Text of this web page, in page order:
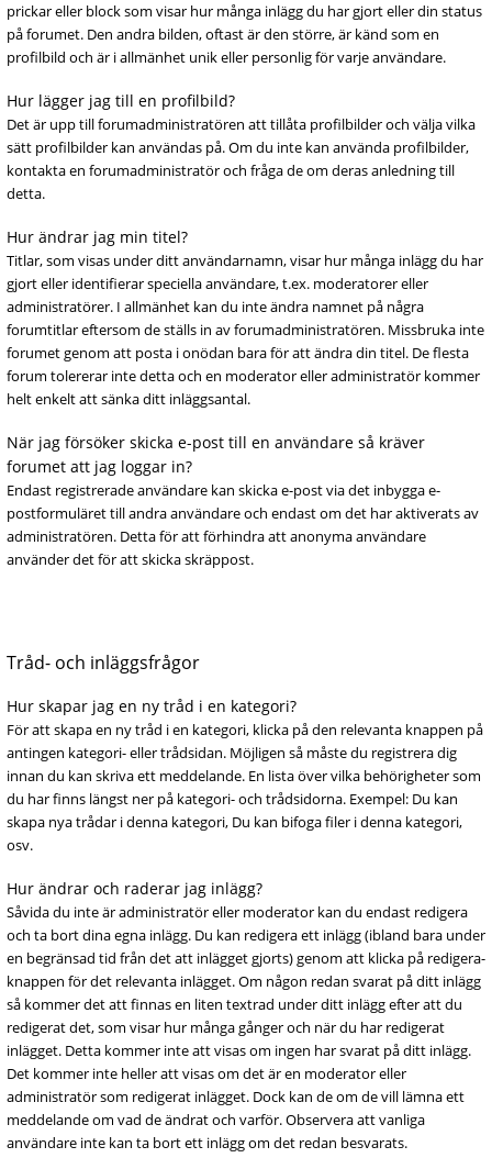
prickar eller block som visar hur många inlägg du har gjort eller din status
på forumet. Den andra bilden, oftast är den större, är känd som en
profilbild och är i allmänhet unik eller personlig för varje användare.
Hur lägger jag till en profilbild?
Det är upp till forumadministratören att tillåta profilbilder och välja vilka
sätt profilbilder kan användas på. Om du inte kan använda profilbilder,
kontakta en forumadministratör och fråga de om deras anledning till
detta.
Hur ändrar jag min titel?
Titlar, som visas under ditt användarnamn, visar hur många inlägg du har
gjort eller identifierar speciella användare, t.ex. moderatorer eller
administratörer. I allmänhet kan du inte ändra namnet på några
forumtitlar eftersom de ställs in av forumadministratören. Missbruka inte
forumet genom att posta i onödan bara för att ändra din titel. De flesta
forum tolererar inte detta och en moderator eller administratör kommer
helt enkelt att sänka ditt inläggsantal.
När jag försöker skicka e-post till en användare så kräver
forumet att jag loggar in?
Endast registrerade användare kan skicka e-post via det inbygga e-
postformuläret till andra användare och endast om det har aktiverats av
administratören. Detta för att förhindra att anonyma användare
använder det för att skicka skräppost.
Tråd- och inläggsfrågor
Hur skapar jag en ny tråd i en kategori?
För att skapa en ny tråd i en kategori, klicka på den relevanta knappen på
antingen kategori- eller trådsidan. Möjligen så måste du registrera dig
innan du kan skriva ett meddelande. En lista över vilka behörigheter som
du har finns längst ner på kategori- och trådsidorna. Exempel: Du kan
skapa nya trådar i denna kategori, Du kan bifoga filer i denna kategori,
osv.
Hur ändrar och raderar jag inlägg?
Såvida du inte är administratör eller moderator kan du endast redigera
och ta bort dina egna inlägg. Du kan redigera ett inlägg (ibland bara under
en begränsad tid från det att inlägget gjorts) genom att klicka på redigera-
knappen för det relevanta inlägget. Om någon redan svarat på ditt inlägg
så kommer det att finnas en liten textrad under ditt inlägg efter att du
redigerat det, som visar hur många gånger och när du har redigerat
inlägget. Detta kommer inte att visas om ingen har svarat på ditt inlägg.
Det kommer inte heller att visas om det är en moderator eller
administratör som redigerat inlägget. Dock kan de om de vill lämna ett
meddelande om vad de ändrat och varför. Observera att vanliga
användare inte kan ta bort ett inlägg om det redan besvarats.